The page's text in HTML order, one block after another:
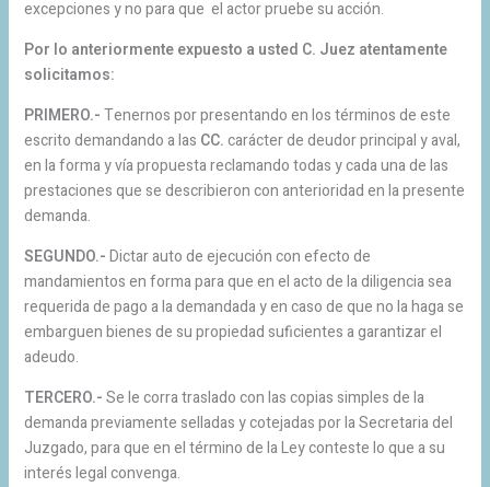
excepciones y no para que el actor pruebe su acción.
Por lo anteriormente expuesto a usted C. Juez atentamente
solicitamos:
PRIMERO.-Tenernos por presentando en los términos de este
escrito demandando a las CC.carácter de deudor principal y aval,
en la forma y vía propuesta reclamando todas y cada una de las
prestaciones que se describieron con anterioridad en la presente
demanda.
SEGUNDO.-Dictar auto de ejecución con efecto de
mandamientos en forma para que en el acto de la diligencia sea
requerida de pago a la demandada y en caso de que no la haga se
embarguen bienes de su propiedad suficientes a garantizar el
adeudo.
TERCERO.-Se le corra traslado con las copias simples de la
demanda previamente selladas y cotejadas por la Secretaria del
Juzgado, para que en el término de la Ley conteste lo que a su
interés legal convenga.